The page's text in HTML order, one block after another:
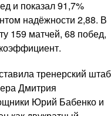
и показал 91,7%
надёжности 2,88. В
159 матчей, 68 побед,
тренерский штаб
Дмитрия
Юрий Бабенко и